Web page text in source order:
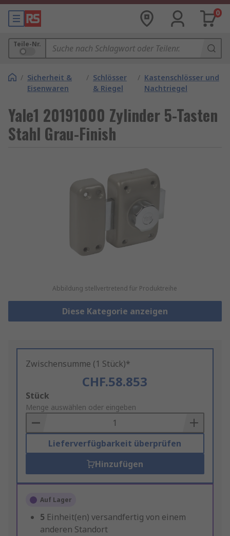
0
Teile-Nr.
/ Sicherheit &
Eisenwaren
/ Schlösser
& Riegel
/ Kastenschlösser und
Nachtriegel
Yale1 20191000 Zylinder 5-Tasten
Stahl Grau-Finish
Abbildung stellvertretend für Produktreihe
Diese Kategorie anzeigen
Zwischensumme (1 Stück)*
CHF.58.853
Add
to
Basket
Stück
Menge auswählen oder eingeben
Lieferverfügbarkeit überprüfen
Hinzufügen
Auf Lager
5 Einheit(en) versandfertig von einem
anderen Standort